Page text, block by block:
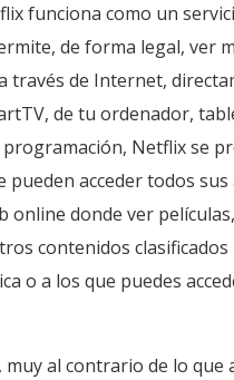
funciona como un
de forma legal, ver
través de Internet,
de tu ordenador,
programación, Netflix se
pueden acceder todos
online donde ver
contenidos
o a los que puedes
muy al contrario de lo que